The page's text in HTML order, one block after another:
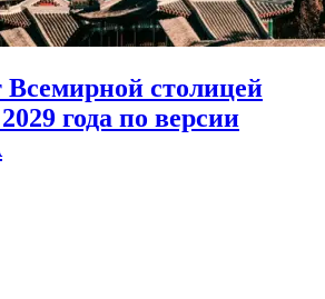
Всемирной столицей
года по версии